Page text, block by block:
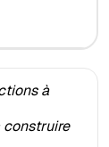
à
construire